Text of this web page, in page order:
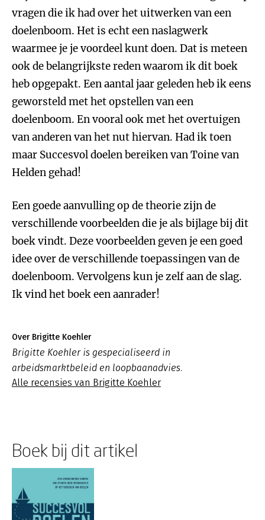
vragen die ik had over het uitwerken van een
doelenboom. Het is echt een naslagwerk
waarmee je je voordeel kunt doen. Dat is meteen
ook de belangrijkste reden waarom ik dit boek
heb opgepakt. Een aantal jaar geleden heb ik eens
geworsteld met het opstellen van een
doelenboom. En vooral ook met het overtuigen
van anderen van het nut hiervan. Had ik toen
maar Succesvol doelen bereiken van Toine van
Helden gehad!
Een goede aanvulling op de theorie zijn de
verschillende voorbeelden die je als bijlage bij dit
boek vindt. Deze voorbeelden geven je een goed
idee over de verschillende toepassingen van de
doelenboom. Vervolgens kun je zelf aan de slag.
Ik vind het boek een aanrader!
Over Brigitte Koehler
Brigitte Koehler is gespecialiseerd in
arbeidsmarktbeleid en loopbaanadvies.
Alle recensies van Brigitte Koehler
Boek bij dit artikel